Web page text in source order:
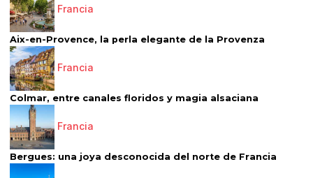
Francia
Aix-en-Provence, la perla elegante de la Provenza
Francia
Colmar, entre canales floridos y magia alsaciana
Francia
Bergues: una joya desconocida del norte de Francia